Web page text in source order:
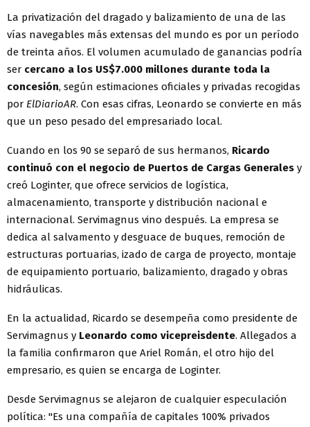
La privatización del dragado y balizamiento de una de las
vías navegables más extensas del mundo es por un período
de treinta años. El volumen acumulado de ganancias podría
ser cercano a los US$7.000 millones durante toda la
concesión, según estimaciones oficiales y privadas recogidas
por ElDiarioAR. Con esas cifras, Leonardo se convierte en más
que un peso pesado del empresariado local.
Cuando en los 90 se separó de sus hermanos, Ricardo
continuó con el negocio de Puertos de Cargas Generales y
creó Loginter, que ofrece servicios de logística,
almacenamiento, transporte y distribución nacional e
internacional. Servimagnus vino después. La empresa se
dedica al salvamento y desguace de buques, remoción de
estructuras portuarias, izado de carga de proyecto, montaje
de equipamiento portuario, balizamiento, dragado y obras
hidráulicas.
En la actualidad, Ricardo se desempeña como presidente de
Servimagnus y Leonardo como vicepreisdente. Allegados a
la familia confirmaron que Ariel Román, el otro hijo del
empresario, es quien se encarga de Loginter.
Desde Servimagnus se alejaron de cualquier especulación
política: "Es una compañía de capitales 100% privados